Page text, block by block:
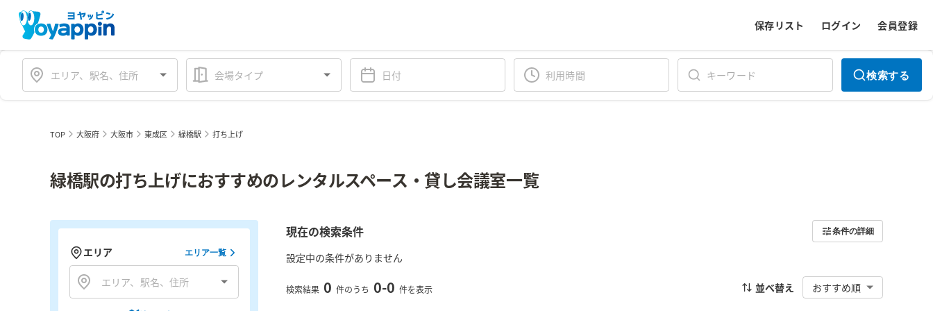
保存リスト ログイン 会員登録
会場タイプ 検索する
TOP 大阪府 大阪市 東成区 緑橋駅 打ち上げ
緑橋駅の打ち上げにおすすめのレンタルスペース・貸し会議室一覧
現在の検索条件 条件の詳細
設定中の条件がありません
検索結果 0 件のうち 0-0 件を表示 並べ替え おすすめ順
エリア エリア一覧